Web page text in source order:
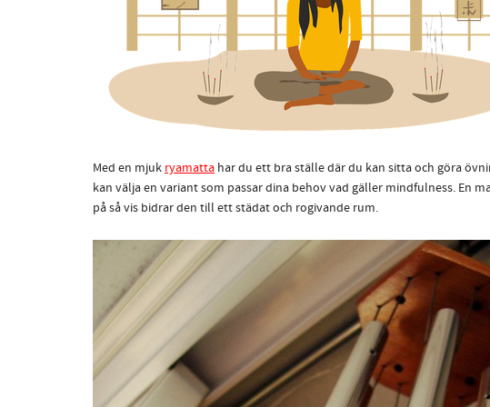
Med en mjuk ryamatta har du ett bra ställe där du kan sitta och göra
kan välja en variant som passar dina behov vad gäller mindfulness. En
på så vis bidrar den till ett städat och rogivande rum.